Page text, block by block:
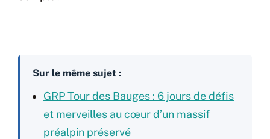
Sur le même sujet :
GRP Tour des Bauges : 6 jours de défis
et merveilles au cœur d’un massif
préalpin préservé